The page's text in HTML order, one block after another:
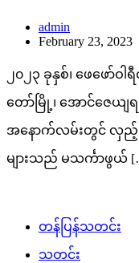
admin
February 23, 2023
၂၀၂၃ ခုနှစ်၊ ဖေဖော်
တော်မြို့၊ အောင်ဇေယ
အနောက်လမ်းတွင် လှည့်
များသည် မသင်္ကာဖွယ်
တန်ပြန်သတင်း
သတင်း